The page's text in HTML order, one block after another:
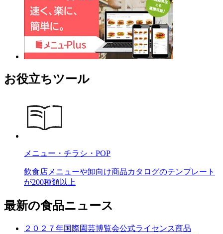
お役立ちツール
メニュー・チラシ・POP
飲食店メニューや卸向け商品カタログのテンプレート
が200種類以上
最新の食品ニュース
２０２７年国際園芸博覧会公式ライセンス商品